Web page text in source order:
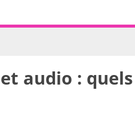
audio : quels